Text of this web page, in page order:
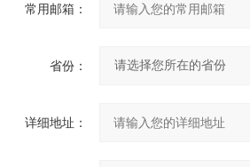
常用邮箱：
省份：
详细地址：